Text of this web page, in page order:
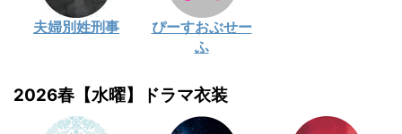
夫婦別姓刑事
ぴーすおぶせー
ふ
2026春【水曜】ドラマ衣装